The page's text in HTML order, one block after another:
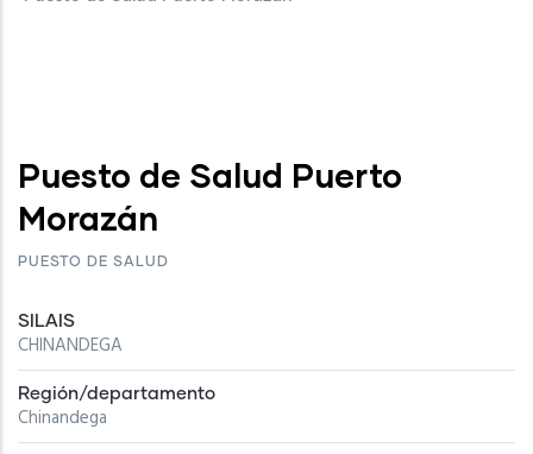
Puesto de Salud Puerto
Morazán
PUESTO DE SALUD
SILAIS
CHINANDEGA
Región/departamento
Chinandega